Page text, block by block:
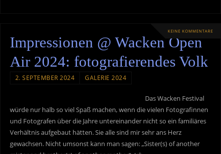
KEINE KOMMENTARE
Impressionen @ Wacken Open
Air 2024: fotografierendes Volk
2. SEPTEMBER 2024 GALERIE 2024
Das Wacken Festival
würde nur halb so viel Spaß machen, wenn die vielen Fotografinnen
und Fotografen über die Jahre untereinander nicht so ein familiäres
Verhältnis aufgebaut hätten. Sie alle sind mir sehr ans Herz
gewachsen. Nicht umsonst kann man sagen: „Sister(s) of another